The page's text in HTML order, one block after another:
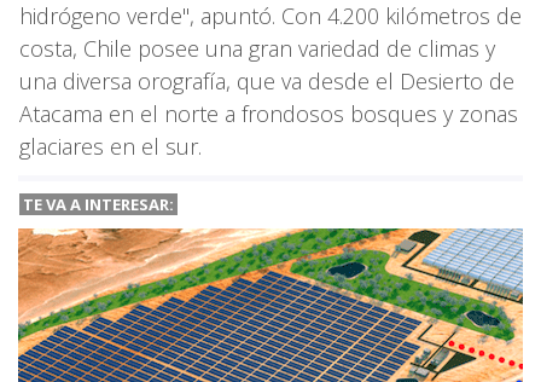
hidrógeno verde", apuntó. Con 4.200 kilómetros de
costa, Chile posee una gran variedad de climas y
una diversa orografía, que va desde el Desierto de
Atacama en el norte a frondosos bosques y zonas
glaciares en el sur.
TE VA A INTERESAR: